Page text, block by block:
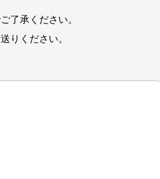
了承ください。
りください。